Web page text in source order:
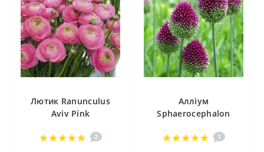
Лютик Ranunculus
Aviv Pink
2
Алліум
Sphaerocephalon
1